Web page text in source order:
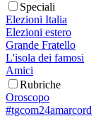
Speciali
Elezioni Italia
Elezioni estero
Grande Fratello
L'isola dei famosi
Amici
Rubriche
Oroscopo
#tgcom24amarcord